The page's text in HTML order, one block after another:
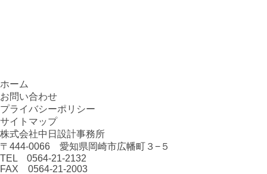
ホーム
お問い合わせ
プライバシーポリシー
サイトマップ
株式会社中日設計事務所
〒444-0066 愛知県岡崎市広幡町３−５
TEL 0564-21-2132
FAX 0564-21-2003